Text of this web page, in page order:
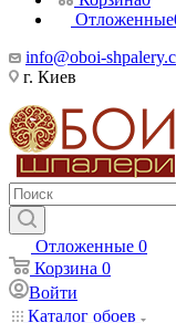
Отложенные
info@oboi-
г. Киев
Отложенные 0
Корзина 0
Войти
Каталог обоев